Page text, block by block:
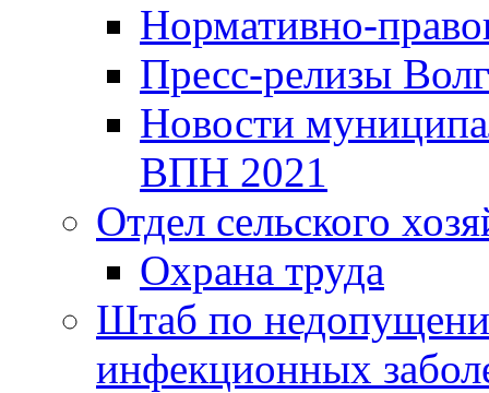
Нормативно-
Пресс-релизы
Новости
ВПН 2021
Отдел сельского
Охрана труда
Штаб по
инфекционных